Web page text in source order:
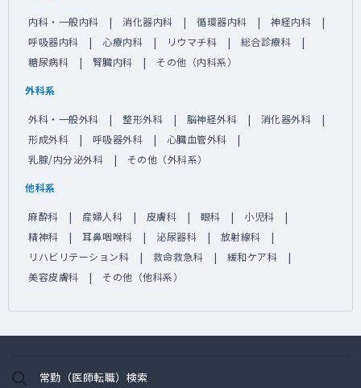
内科・一般内科 消化器内科 循環器内科
神経内科
呼吸器内科
心療内科 リウマチ科
総合診療科
糖尿病科
腎臓内科 その他（内科系）
外科系
外科・一般外科 整形外科 脳神経外科
消化器外科
形成外科
呼吸器外科
心臓血管外科
乳腺/内分泌外科
その他（外科系）
他科系
麻酔科 産婦人科 皮膚科 眼科
小児科
精神科
耳鼻咽喉科 泌尿器科
放射線科
リハビリテーション科
救命救急科
緩和ケア科
美容皮膚科
その他（他科系）
常勤（医師転職）検索